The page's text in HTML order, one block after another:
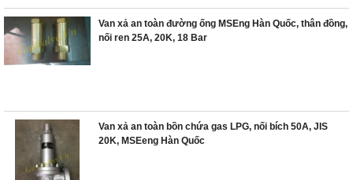
Van xả an toàn đường ống MSEng Hàn Quốc, thân đồng,
nối ren 25A, 20K, 18 Bar
Van xả an toàn bồn chứa gas LPG, nối bích 50A, JIS
20K, MSEeng Hàn Quốc